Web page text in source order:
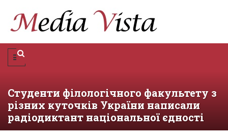
Студенти філологічного факультету з
різних куточків України написали
радіодиктант національної єдності